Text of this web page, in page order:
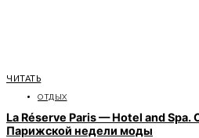
ЧИТАТЬ
ОТДЫХ
La Réserve Paris — Hotel and
Парижской недели моды